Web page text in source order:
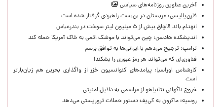
آخرین عناوین روزنامه‌های سیاسی
فارن‌پالیسی: عربستان در بن‌بست راهبردی گرفتار شده است
انهدام باند قاچاق بیش از ۵ میلیون لیتر سوخت در بندرعباس
اندیشکده هادسن: چین می‌تواند با موشک اتمی به خاک آمریکا حمله کند
ترامپ: ترجیح می‌دهم با ایرانی‌‌ها به توافق برسم
فناوری‌ای که می‌تواند هر رمز عبوری را بشکند!
کارشناس اوراسیا: پیامدهای کنوانسیون خزر از واگذاری بحرین هم زیان‌بارتر
است
خروج ناگهانی نتانیاهو از مراسمی به دلایل امنیتی
روسیه: ماکرون به کی‌یف دستور حملات تروریستی می‌دهد